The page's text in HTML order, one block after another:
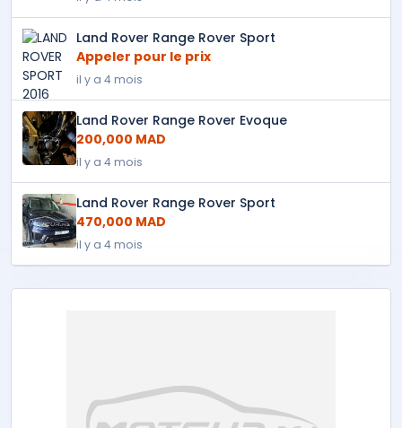
Land Rover Range Rover Sport
Appeler pour le prix
il y a 4 mois
Land Rover Range Rover Evoque
200,000 MAD
il y a 4 mois
Land Rover Range Rover Sport
470,000 MAD
il y a 4 mois